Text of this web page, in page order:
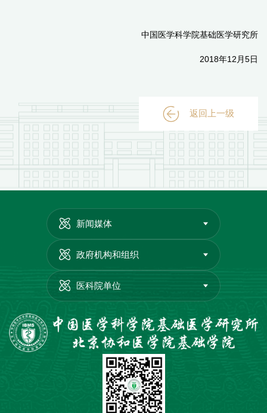
中国医学科学院基础医学研究所
2018年12月5日
返回上一级
新闻媒体
政府机构和组织
医科院单位